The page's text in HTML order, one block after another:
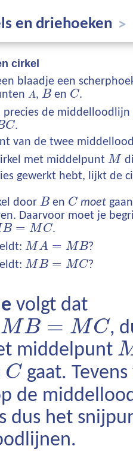
en driehoeken >
cirkel
blaadje een
A, B en C.
precies de
C.
van de twee
met middelpunt M
gewerkt hebt, lijkt de
door B en C moet
Daarvoor moet je
B = M C.
MA = MB?
MB = MC?
e volgt dat
MB = MC,
middelpunt
C gaat.
de
dus het